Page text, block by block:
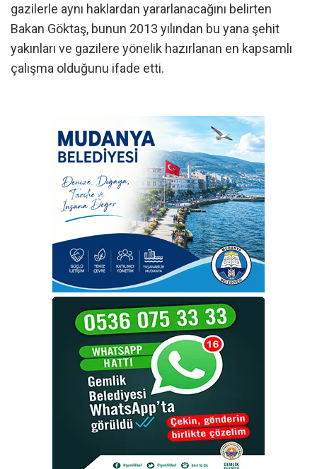
gazilerle aynı haklardan yararlanacağını belirten
Bakan Göktaş, bunun 2013 yılından bu yana şehit
yakınları ve gazilere yönelik hazırlanan en kapsamlı
çalışma olduğunu ifade etti.